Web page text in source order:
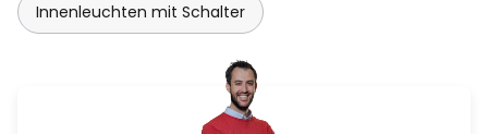
Innenleuchten mit Schalter